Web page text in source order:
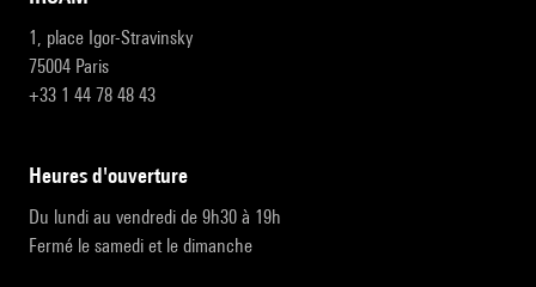
1, place Igor-Stravinsky
75004 Paris
+33 1 44 78 48 43
heures d'ouverture
Du lundi au vendredi de 9h30 à 19h
Fermé le samedi et le dimanche